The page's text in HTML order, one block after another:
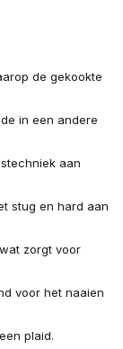
de gekookte
in een andere
aan
stug en hard aan
zorgt voor
voor het naaien
plaid.